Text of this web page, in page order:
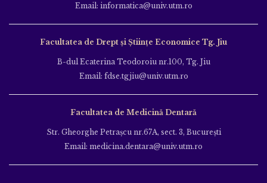
Email: informatica@univ.utm.ro
Facultatea de Drept și Științe Economice Tg. Jiu
B-dul Ecaterina Teodoroiu nr.100, Tg. Jiu
Email: fdse.tgjiu@univ.utm.ro
Facultatea de Medicină Dentară
Str. Gheorghe Petraşcu nr.67A, sect. 3, Bucureşti
Email: medicina.dentara@univ.utm.ro